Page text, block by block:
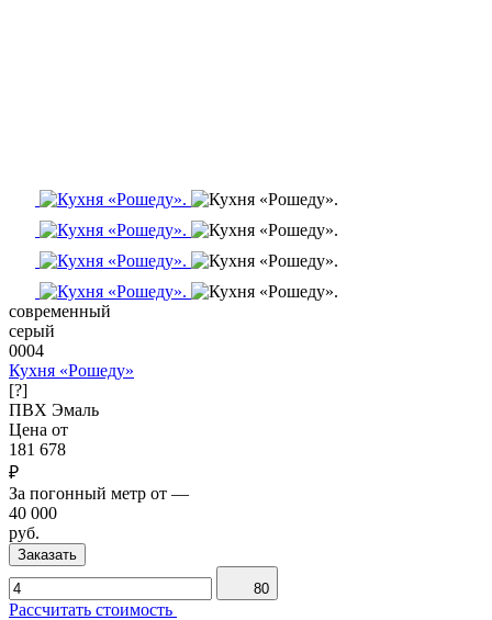
современный
серый
0004
Кухня «Рошеду»
[?]
ПВХ Эмаль
Цена от
181 678
₽
За погонный метр от —
40 000
руб.
Заказать
80
Рассчитать стоимость